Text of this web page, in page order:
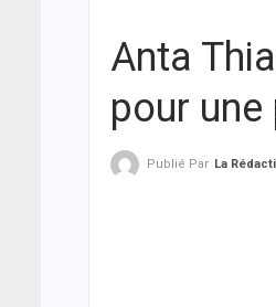
Anta
pour
Publié Par La Rédaction De